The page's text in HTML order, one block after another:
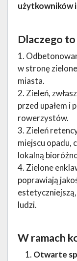
użytkowników
Dlaczego
1.
w stronę
miasta.
2. Zieleń,
przed upałem i
rowerzystów.
3. Zieleń
miejscu opadu,
lokalną
4. Zielone
poprawiają
ludzi.
W ramach
Otwarte